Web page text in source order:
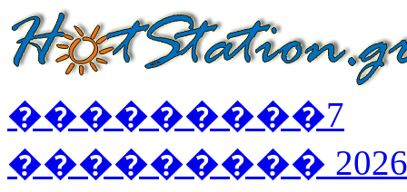
���������7
��������� 2026